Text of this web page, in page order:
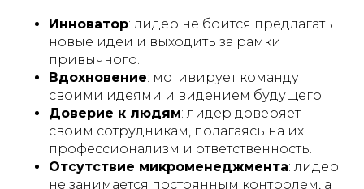
Инноватор: лидер не боится предлагать
новые идеи и выходить за рамки
привычного.
Вдохновение: мотивирует команду
своими идеями и видением будущего.
Доверие к людям: лидер доверяет
своим сотрудникам, полагаясь на их
профессионализм и ответственность.
Отсутствие микроменеджмента: лидер
не занимается постоянным контролем, а